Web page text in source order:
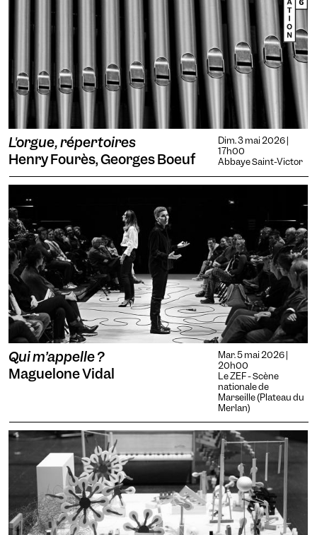
L'orgue, répertoires
Henry Fourès, Georges Boeuf
Dim. 3 mai 2026 |
17h00
Abbaye Saint-Victor
Qui m’appelle ?
Maguelone Vidal
Mar. 5 mai 2026 |
20h00
Le ZEF - Scène
nationale de
Marseille (Plateau du
Merlan)